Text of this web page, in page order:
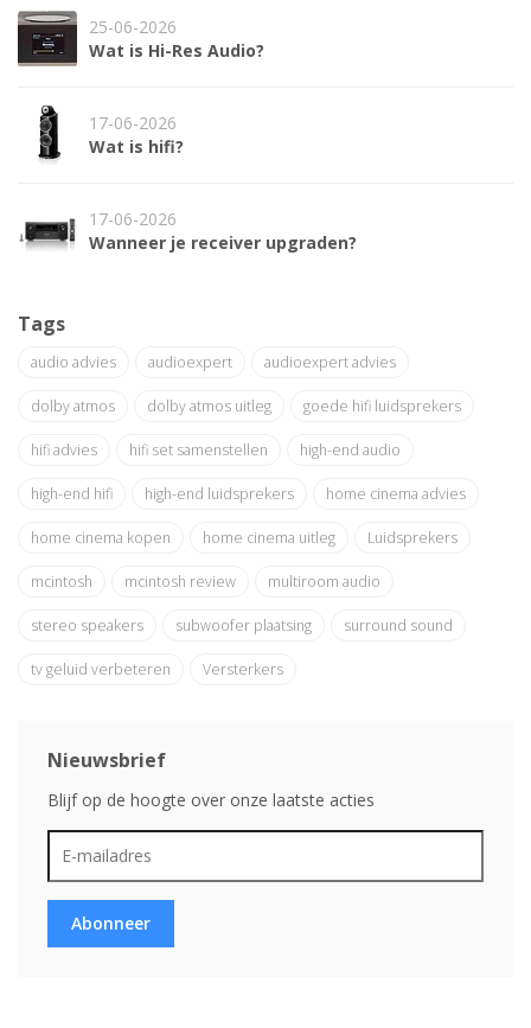
25-06-2026
Wat is Hi-Res Audio?
17-06-2026
Wat is hifi?
17-06-2026
Wanneer je receiver upgraden?
Tags
audio advies audioexpert audioexpert advies
dolby atmos dolby atmos uitleg goede hifi luidsprekers
hifi advies hifi set samenstellen high-end audio
high-end hifi high-end luidsprekers home cinema advies
home cinema kopen home cinema uitleg Luidsprekers
mcintosh mcintosh review multiroom audio
stereo speakers subwoofer plaatsing surround sound
tv geluid verbeteren Versterkers
Nieuwsbrief
Blijf op de hoogte over onze laatste acties
Abonneer